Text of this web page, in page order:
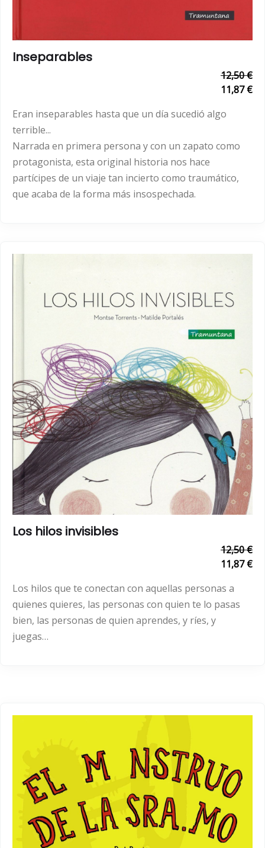
Inseparables
12,50 €
11,87 €
Eran inseparables hasta que un día sucedió algo
terrible...
Narrada en primera persona y con un zapato como
protagonista, esta original historia nos hace
partícipes de un viaje tan incierto como traumático,
que acaba de la forma más insospechada.
Los hilos invisibles
12,50 €
11,87 €
Los hilos que te conectan con aquellas personas a
quienes quieres, las personas con quien te lo pasas
bien, las personas de quien aprendes, y ríes, y
juegas…